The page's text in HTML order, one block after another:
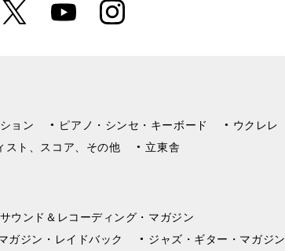
YouTube Instagra
m
ョン ピアノ・シンセ・キーボード
ウクレレ
スト、スコア、その他 立東舎
サウンド＆レコーディング・マガジン
ガジン・レイドバック ジャズ・ギター・マガジン